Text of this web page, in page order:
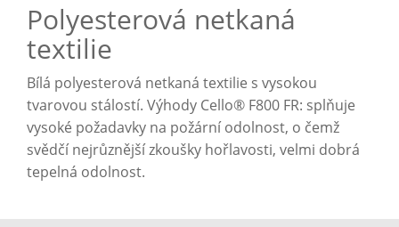
Polyesterová netkaná
textilie
Bílá polyesterová netkaná textilie s vysokou
tvarovou stálostí. Výhody Cello® F800 FR: splňuje
vysoké požadavky na požární odolnost, o čemž
svědčí nejrůznější zkoušky hořlavosti, velmi dobrá
tepelná odolnost.